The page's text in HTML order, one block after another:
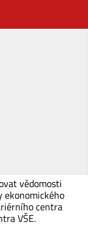
vědomosti
centra
VŠE.